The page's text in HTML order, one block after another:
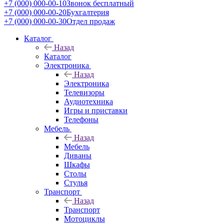
+7 (000) 000-00-10Звонок бесплатный
+7 (000) 000-00-20Бухгалтерия
+7 (000) 000-00-30Отдел продаж
Каталог
Назад
Каталог
Электроника
Назад
Электроника
Телевизоры
Аудиотехника
Игры и приставки
Телефоны
Мебель
Назад
Мебель
Диваны
Шкафы
Столы
Стулья
Транспорт
Назад
Транспорт
Мотоциклы